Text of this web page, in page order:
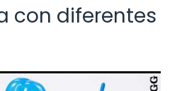
con diferentes